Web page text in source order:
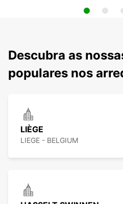
Descubra as
populares nos
LIÈGE
LIEGE - BELGIUM